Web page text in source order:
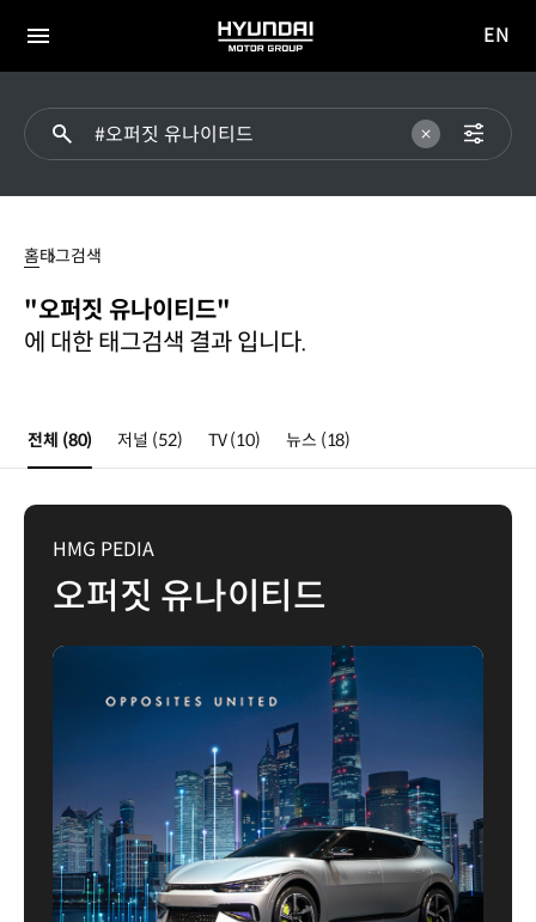
전체
HYUNDAI
MOTOR
이동
EN
홈태그검색
"오퍼짓 유나이티드"
에 대한 태그검색 결과 입니다.
전체 (80) 저널 (52) TV(10) 뉴스 (18)
HMG PEDIA
오퍼짓 유나이티드